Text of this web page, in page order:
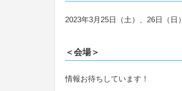
2023年3月25日（土）、26日（日）
＜会場＞
情報お待ちしています！